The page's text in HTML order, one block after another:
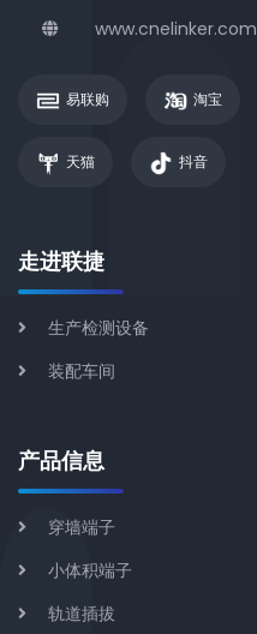
www.cnelinker.com
易联购 淘宝
天猫 抖音
走进联捷
生产检测设备
装配车间
产品信息
穿墙端子
小体积端子
轨道插拔